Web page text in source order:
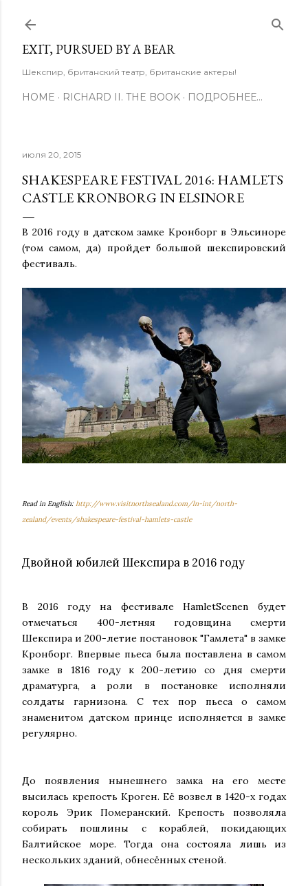
EXIT, PURSUED BY A BEAR
Шекспир, британский театр, британские актеры!
HOME RICHARD II. THE BOOK ПОДРОБНЕЕ…
июля 20, 2015
SHAKESPEARE FESTIVAL 2016: HAMLETS
CASTLE KRONBORG IN ELSINORE
В 2016 году в датском замке Кронборг в Эльсиноре
(том самом, да) пройдет большой шекспировский
фестиваль.
Read in English: http://www.visitnorthsealand.com/ln-int/north-
zealand/events/shakespeare-festival-hamlets-castle
Двойной юбилей Шекспира в 2016 году
В 2016 году на фестивалеHamletScenenбудет
отмечаться 400-летняя годовщина смерти
Шекспира и 200-летие постановок "Гамлета" в замке
Кронборг. Впервые пьеса была поставлена в самом
замке в 1816 году к 200-летию со дня смерти
драматурга, а роли в постановке исполняли
солдаты гарнизона. С тех пор пьеса о самом
знаменитом датском принце исполняется в замке
регулярно.
До появления нынешнего замка на его месте
высилась крепость Кроген. Её возвел в 1420-х годах
король Эрик Померанский. Крепость позволяла
собирать пошлины с кораблей, покидающих
Балтийское море. Тогда она состояла лишь из
нескольких зданий, обнесённых стеной.